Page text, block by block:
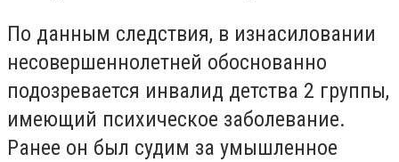
По данным следствия, в изнасиловании
несовершеннолетней обоснованно
подозревается инвалид детства 2 группы,
имеющий психическое заболевание.
Ранее он был судим за умышленное